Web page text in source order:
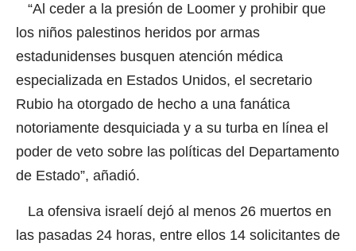
“Al ceder a la presión de Loomer y prohibir que
los niños palestinos heridos por armas
estadunidenses busquen atención médica
especializada en Estados Unidos, el secretario
Rubio ha otorgado de hecho a una fanática
notoriamente desquiciada y a su turba en línea el
poder de veto sobre las políticas del Departamento
de Estado”, añadió.
La ofensiva israelí dejó al menos 26 muertos en
las pasadas 24 horas, entre ellos 14 solicitantes de